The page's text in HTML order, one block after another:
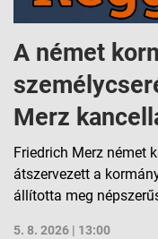
A német
Merz
Friedrich Merz német
átszervezett a
állította meg
5. 8. 2026 | 13:00